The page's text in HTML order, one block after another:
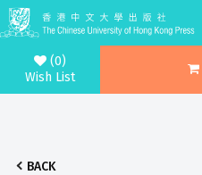
(0)
Wish List
BACK